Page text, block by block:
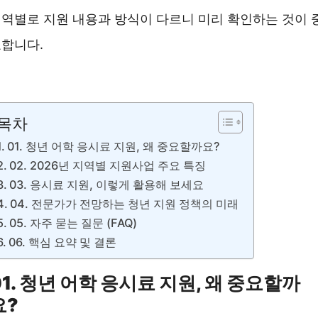
별로 지원 내용과 방식이 다르니 미리 확인하는 것이
니다.
차
01. 청년 어학 응시료 지원, 왜 중요할까요?
02. 2026년 지역별 지원사업 주요 특징
03. 응시료 지원, 이렇게 활용해 보세요
04. 전문가가 전망하는 청년 지원 정책의 미래
05. 자주 묻는 질문 (FAQ)
06. 핵심 요약 및 결론
청년 어학 응시료 지원, 왜 중요할까
?